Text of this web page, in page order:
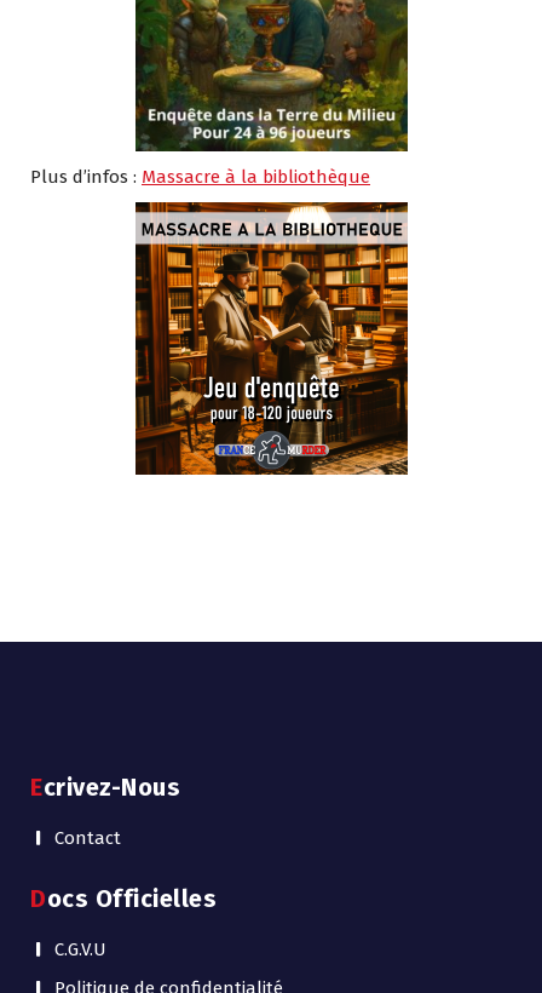
Plus d’infos : Massacre à la bibliothèque
Ecrivez-Nous
Contact
Docs Officielles
C.G.V.U